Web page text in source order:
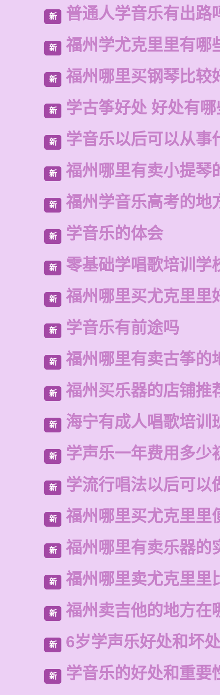
新 普通人学音乐有出路
新 福州学尤克里里有哪
新 福州哪里买钢琴比较
新 学古筝好处 好处有哪
新 学音乐以后可以从事
新 福州哪里有卖小提琴
新 福州学音乐高考的地
新 学音乐的体会
新 零基础学唱歌培训学
新 福州哪里买尤克里里
新 学音乐有前途吗
新 福州哪里有卖古筝的
新 福州买乐器的店铺推
新 海宁有成人唱歌培训
新 学声乐一年费用多少
新 学流行唱法以后可以
新 福州哪里买尤克里里
新 福州哪里有卖乐器的
新 福州哪里卖尤克里里
新 福州卖吉他的地方在
新 6岁学声乐好处和坏处
新 学音乐的好处和重要